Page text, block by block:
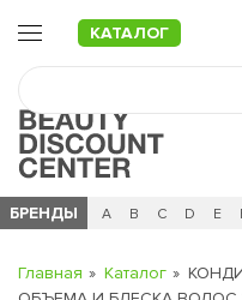
КАТАЛОГ
БРЕНДЫ
Ч 0 - 9 A B C D E
Главная Каталог